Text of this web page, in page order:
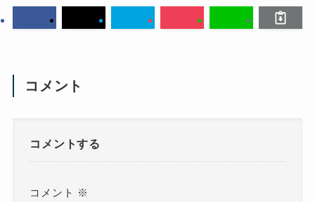
コメント
コメントする
コメント ※